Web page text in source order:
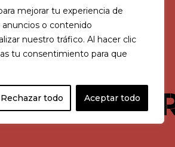
mejorar tu experiencia de
o contenido
nuestro tráfico. Al hacer clic
tu consentimiento para que
Rechazar todo Aceptar todo
horario >
Blog